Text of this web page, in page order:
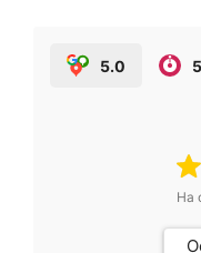
5.0
На